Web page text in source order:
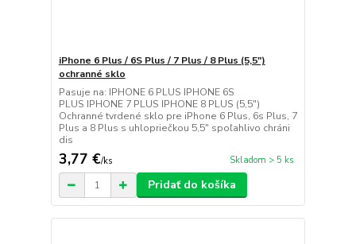
iPhone 6 Plus / 6S Plus / 7 Plus / 8 Plus (5,5")
ochranné sklo
Pasuje na: IPHONE 6 PLUS IPHONE 6S
PLUS IPHONE 7 PLUS IPHONE 8 PLUS (5,5")
Ochranné tvrdené sklo pre iPhone 6 Plus, 6s Plus, 7
Plus a 8 Plus s uhlopriečkou 5,5" spoľahlivo chráni
dis
3,77 €/ks Skladom > 5 ks
Pridať do košíka